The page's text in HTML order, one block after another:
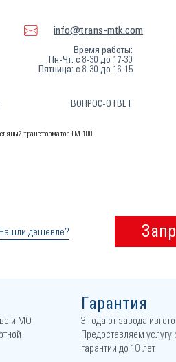
info@trans-mtk.com
Время работы:
Пн-Чт: с 8-30 до 17-30
Пятница: с 8-30 до 16-15
ВОПРОС-ОТВЕТ
трансформатор ТМ-100
Нашли дешевле?
и МО
Гарантия
3 года от завода
Предоставляем
гарантии до 10 лет